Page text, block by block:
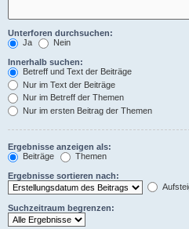
Unterforen durchsuchen:
Ja
Nein
Innerhalb suchen:
Betreff und Text der Beiträge
Nur im Text der Beiträge
Nur im Betreff der Themen
Nur im ersten Beitrag der Themen
Ergebnisse anzeigen als:
Beiträge
Themen
Ergebnisse sortieren nach:
Suchzeitraum begrenzen: